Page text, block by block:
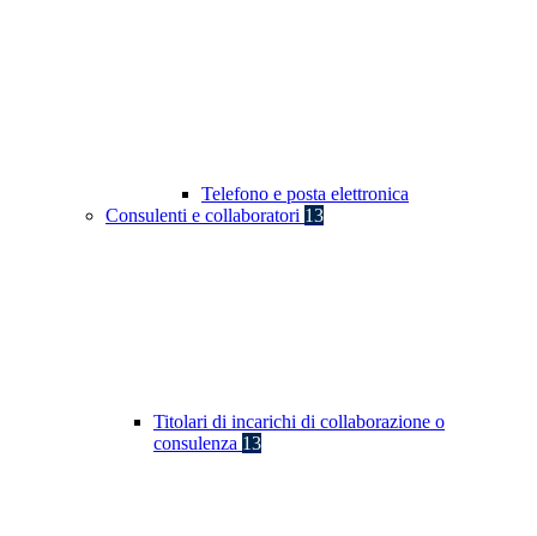
Telefono e posta elettronica
Consulenti e collaboratori 13
Titolari di incarichi di collaborazione o
consulenza 13